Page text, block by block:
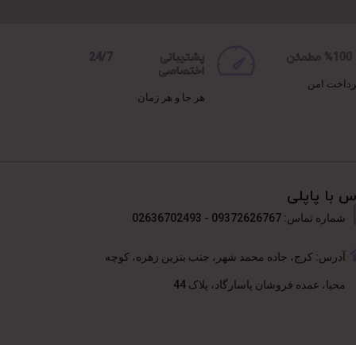
امن
پشتیبانی 24/7
اختصاصی
هر جا و هر زمان
با پاپلی
شماره تماس: 09372626767 - 02636702493
آدرس: کرج، جاده محمد شهر، جنب بنزین زهره، کوچه
محیا، عمده فروشان پاسارگاد، پلاک 44